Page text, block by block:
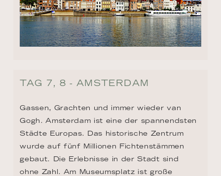
TAG 7, 8 - AMSTERDAM
Gassen, Grachten und immer wieder van
Gogh. Amsterdam ist eine der spannendsten
Städte Europas. Das historische Zentrum
wurde auf fünf Millionen Fichtenstämmen
gebaut. Die Erlebnisse in der Stadt sind
ohne Zahl. Am Museumsplatz ist große